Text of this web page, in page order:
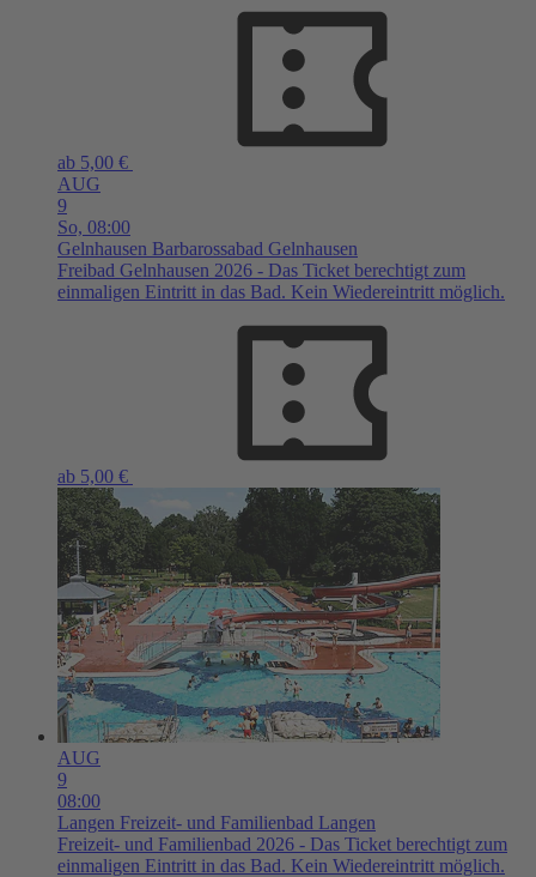
ab 5,00 €
AUG
9
So, 08:00
Gelnhausen Barbarossabad Gelnhausen
Freibad Gelnhausen 2026 - Das Ticket berechtigt zum
einmaligen Eintritt in das Bad. Kein Wiedereintritt möglich.
ab 5,00 €
AUG
9
08:00
Langen Freizeit- und Familienbad Langen
Freizeit- und Familienbad 2026 - Das Ticket berechtigt zum
einmaligen Eintritt in das Bad. Kein Wiedereintritt möglich.